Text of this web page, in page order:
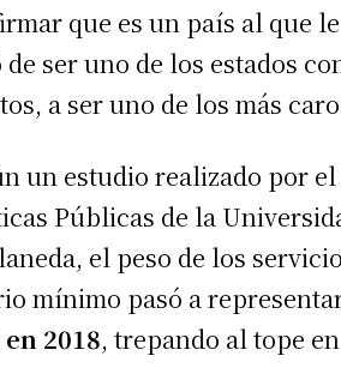
que es un país al que
de ser uno de los estados
a ser uno de los más
un estudio realizado por
Públicas de la
el peso de los
mínimo pasó a
2018, trepando al tope